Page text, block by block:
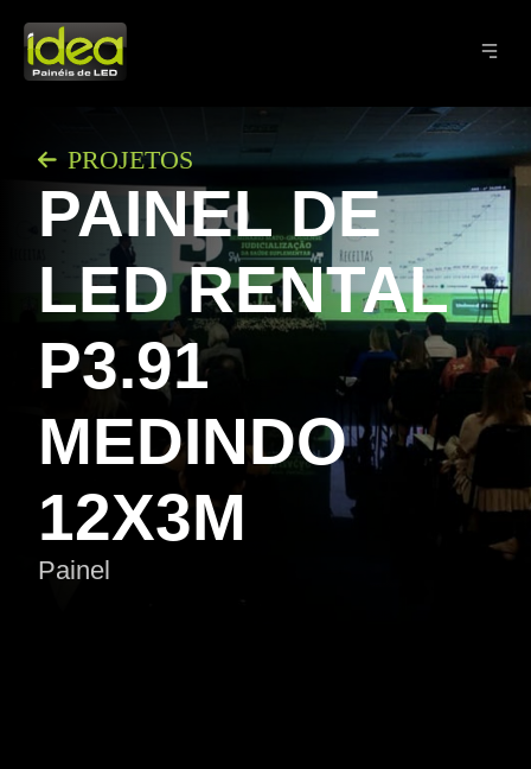
PROJETOS
PAINEL DE
LED RENTAL
P3.91
MEDINDO
12X3M
Painel